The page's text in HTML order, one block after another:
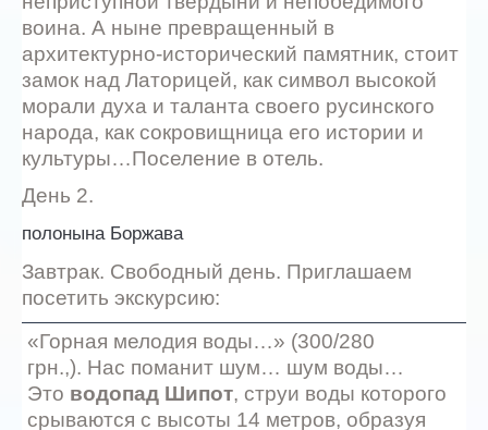
воина. А ныне превращенный в
архитектурно-исторический памятник, стоит
замок над Латорицей, как символ высокой
морали духа и таланта своего русинского
народа, как сокровищница его истории и
культуры…Поселение в отель.
День 2.
полонына Боржава
Завтрак. Свободный день. Приглашаем
посетить экскурсию:
«Горная мелодия воды…» (300/280
грн.,). Нас поманит шум… шум воды…
Это водопад Шипот, струи воды которого
срываются с высоты 14 метров, образуя